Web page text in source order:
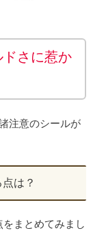
さに惹か
注意のシールが
は？
まとめてみまし